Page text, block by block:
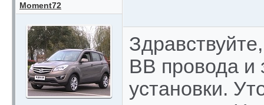
Moment72
ВВ провода и
установки.